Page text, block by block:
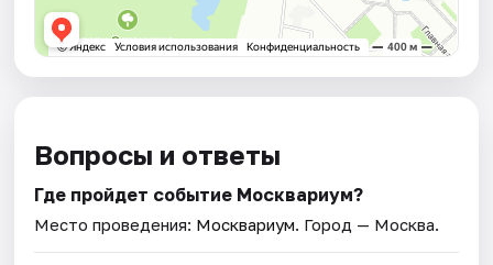
Вопросы и ответы
Где пройдет событие Москвариум?
Место проведения: Москвариум. Город — Москва.